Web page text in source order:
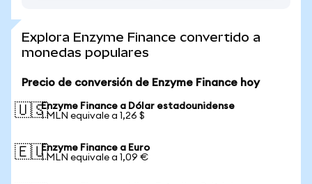
Explora Enzyme Finance convertido a
monedas populares
Precio de conversión de Enzyme Finance hoy
🇺🇸Enzyme Finance a Dólar estadounidense
1 MLN equivale a 1,26 $
🇪🇺Enzyme Finance a Euro
1 MLN equivale a 1,09 €